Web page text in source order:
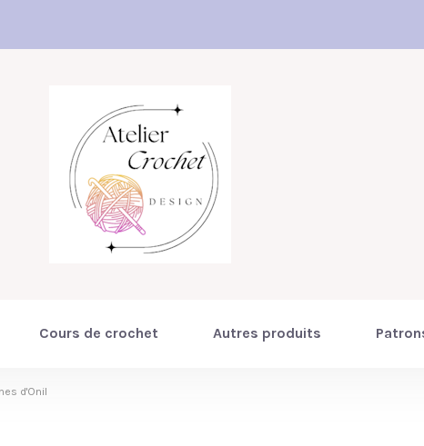
Cours de crochet Autres produits
d'Onil